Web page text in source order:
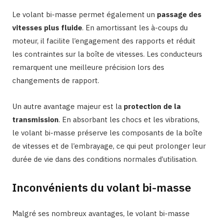
Le volant bi-masse permet également un passage des
vitesses plus fluide. En amortissant les à-coups du
moteur, il facilite l’engagement des rapports et réduit
les contraintes sur la boîte de vitesses. Les conducteurs
remarquent une meilleure précision lors des
changements de rapport.
Un autre avantage majeur est la protection de la
transmission. En absorbant les chocs et les vibrations,
le volant bi-masse préserve les composants de la boîte
de vitesses et de l’embrayage, ce qui peut prolonger leur
durée de vie dans des conditions normales d’utilisation.
Inconvénients du volant bi-masse
Malgré ses nombreux avantages, le volant bi-masse